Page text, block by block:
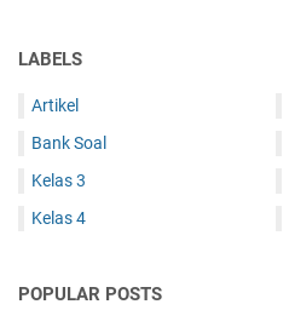
LABELS
Artikel
Bank Soal
Kelas 3
Kelas 4
POPULAR POSTS